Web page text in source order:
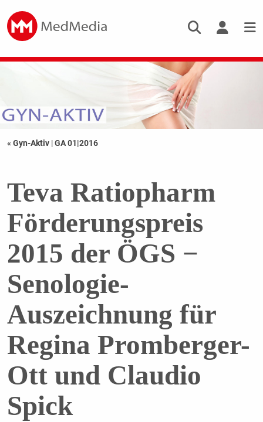
« Gyn-Aktiv |GA 01|2016
Teva Ratiopharm
Förderungspreis
2015 der ÖGS −
Senologie-
Auszeichnung für
Regina Promberger-
Ott und Claudio
Spick